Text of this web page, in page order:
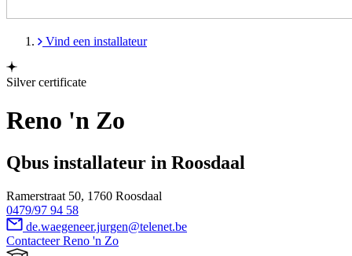
Vind een installateur
Silver certificate
Reno 'n Zo
Qbus installateur in Roosdaal
Ramerstraat 50, 1760 Roosdaal
0479/97 94 58
de.waegeneer.jurgen@telenet.be
Contacteer Reno 'n Zo